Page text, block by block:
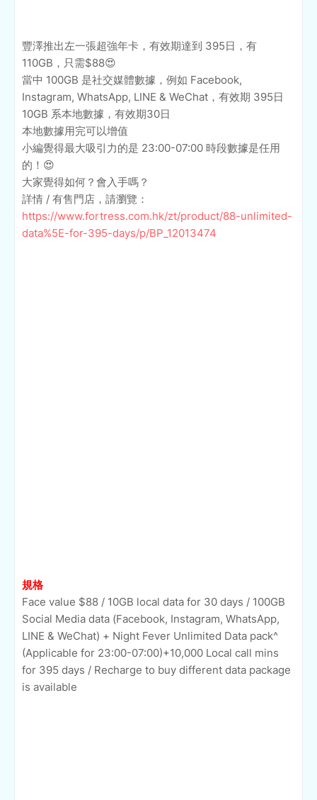
豐澤推出左一張超強年卡，有效期達到 395日，有
110GB，只需$88😍
當中 100GB 是社交媒體數據，例如 Facebook,
Instagram, WhatsApp, LINE & WeChat，有效期 395日
10GB 系本地數據，有效期30日
本地數據用完可以增值
小編覺得最大吸引力的是 23:00-07:00 時段數據是任用
的！😍
大家覺得如何？會入手嗎？
詳情 / 有售門店，請瀏覽：
https://www.fortress.com.hk/zt/product/88-unlimited-
data%5E-for-395-days/p/BP_12013474
規格
Face value $88 / 10GB local data for 30 days / 100GB
Social Media data (Facebook, Instagram, WhatsApp,
LINE & WeChat) + Night Fever Unlimited Data pack^
(Applicable for 23:00-07:00)+10,000 Local call mins
for 395 days / Recharge to buy different data package
is available